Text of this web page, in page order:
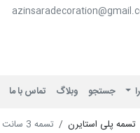
جستجو وبلاگ تماس با ما
تسمه پلی استایرن تسمه 3 سانت گرد پتينت خاکستری 4308